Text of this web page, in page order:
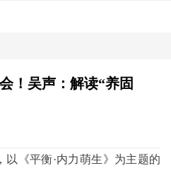
！吴声：解读“养固
以《平衡·内力萌生》为主题的